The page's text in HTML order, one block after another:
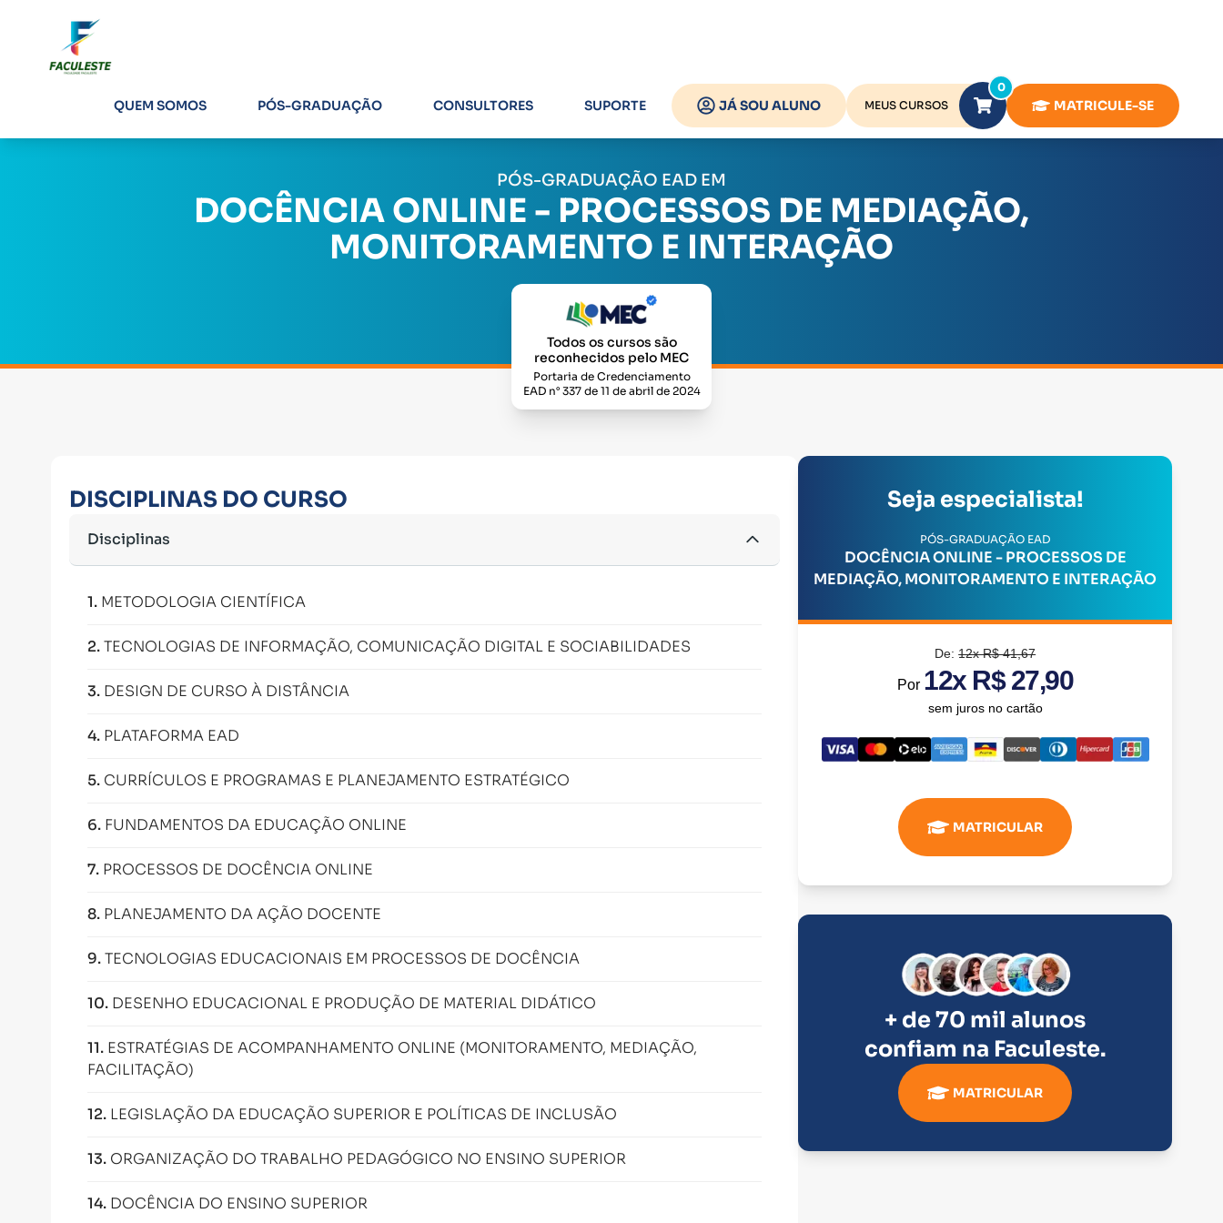
QUEM SOMOS PÓS-GRADUAÇÃO CONSULTORES SUPORTE JÁ SOU ALUNO MEUS CURSOS
0
MATRICULE-SE
PÓS-GRADUAÇÃO EAD EM
DOCÊNCIA ONLINE - PROCESSOS DE MEDIAÇÃO,
MONITORAMENTO E INTERAÇÃO
Todos os cursos são
reconhecidos pelo MEC
Portaria de Credenciamento
EAD n° 337 de 11 de abril de 2024
DISCIPLINAS DO CURSO
Disciplinas
1. METODOLOGIA CIENTÍFICA
2.TECNOLOGIAS DE INFORMAÇÃO, COMUNICAÇÃO DIGITAL E SOCIABILIDADES
3. DESIGN DE CURSO À DISTÂNCIA
4. PLATAFORMA EAD
5. CURRÍCULOS E PROGRAMAS E PLANEJAMENTO ESTRATÉGICO
6. FUNDAMENTOS DA EDUCAÇÃO ONLINE
7. PROCESSOS DE DOCÊNCIA ONLINE
8. PLANEJAMENTO DA AÇÃO DOCENTE
9.TECNOLOGIAS EDUCACIONAIS EM PROCESSOS DE DOCÊNCIA
10. DESENHO EDUCACIONAL E PRODUÇÃO DE MATERIAL DIDÁTICO
11. ESTRATÉGIAS DE ACOMPANHAMENTO ONLINE (MONITORAMENTO, MEDIAÇÃO,
FACILITAÇÃO)
12. LEGISLAÇÃO DA EDUCAÇÃO SUPERIOR E POLÍTICAS DE INCLUSÃO
13. ORGANIZAÇÃO DO TRABALHO PEDAGÓGICO NO ENSINO SUPERIOR
14. DOCÊNCIA DO ENSINO SUPERIOR
Seja especialista!
PÓS-GRADUAÇÃO EAD
DOCÊNCIA ONLINE - PROCESSOS DE
MEDIAÇÃO, MONITORAMENTO E INTERAÇÃO
De:12x R$ 41,67
Por 12x R$ 27,90
sem juros no cartão
MATRICULAR
+ de 70 mil alunos
confiam na Faculeste.
MATRICULAR